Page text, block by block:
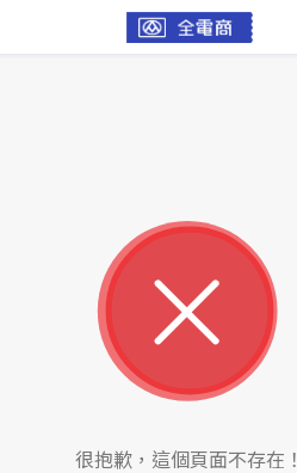
很抱歉，這個頁面不存在！